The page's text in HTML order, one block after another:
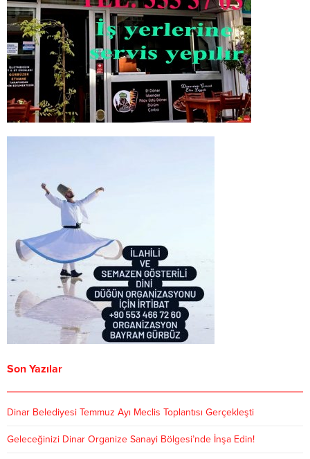
Son Yazılar
Dinar Belediyesi Temmuz Ayı Meclis Toplantısı Gerçekleşti
Geleceğinizi Dinar Organize Sanayi Bölgesi’nde İnşa Edin!